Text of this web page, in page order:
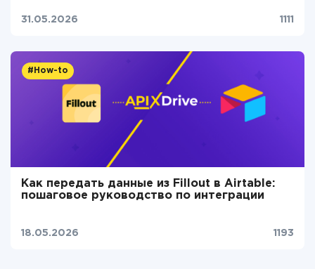
31.05.2026 1111
#How-to
Как передать данные из Fillout в Airtable:
пошаговое руководство по интеграции
18.05.2026 1193